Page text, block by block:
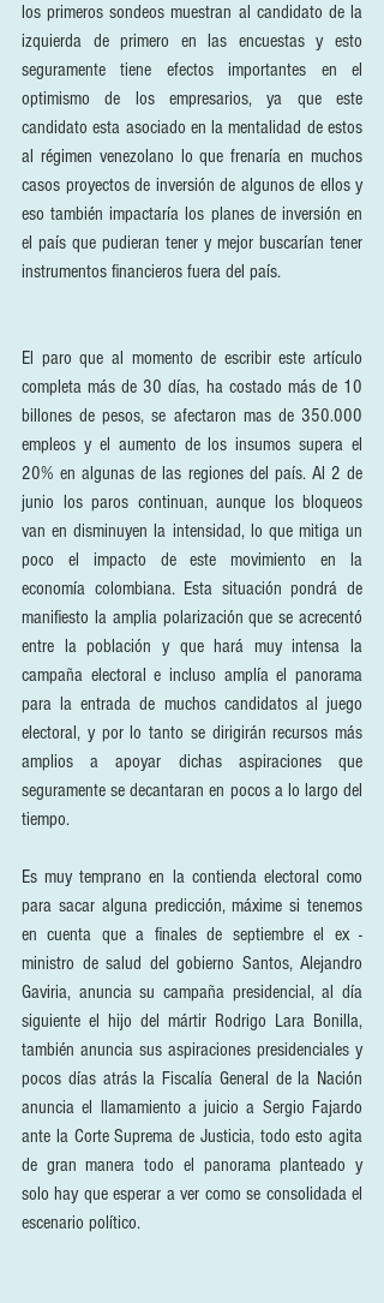
los primeros sondeos muestran al candidato de la
izquierda de primero en las encuestas y esto
seguramente tiene efectos importantes en el
optimismo de los empresarios, ya que este
candidato esta asociado en la mentalidad de estos
al régimen venezolano lo que frenaría en muchos
casos proyectos de inversión de algunos de ellos y
eso también impactaría los planes de inversión en
el país que pudieran tener y mejor buscarían tener
instrumentos financieros fuera del país.
El paro que al momento de escribir este artículo
completa más de 30 días, ha costado más de 10
billones de pesos, se afectaron mas de 350.000
empleos y el aumento de los insumos supera el
20% en algunas de las regiones del país. Al 2 de
junio los paros continuan, aunque los bloqueos
van en disminuyen la intensidad, lo que mitiga un
poco el impacto de este movimiento en la
economía colombiana. Esta situación pondrá de
manifiesto la amplia polarización que se acrecentó
entre la población y que hará muy intensa la
campaña electoral e incluso amplía el panorama
para la entrada de muchos candidatos al juego
electoral, y por lo tanto se dirigirán recursos más
amplios a apoyar dichas aspiraciones que
seguramente se decantaran en pocos a lo largo del
tiempo.
Es muy temprano en la contienda electoral como
para sacar alguna predicción, máxime si tenemos
en cuenta que a finales de septiembre el ex -
ministro de salud del gobierno Santos, Alejandro
Gaviria, anuncia su campaña presidencial, al día
siguiente el hijo del mártir Rodrigo Lara Bonilla,
también anuncia sus aspiraciones presidenciales y
pocos días atrás la Fiscalía General de la Nación
anuncia el llamamiento a juicio a Sergio Fajardo
ante la Corte Suprema de Justicia, todo esto agita
de gran manera todo el panorama planteado y
solo hay que esperar a ver como se consolidada el
escenario político.